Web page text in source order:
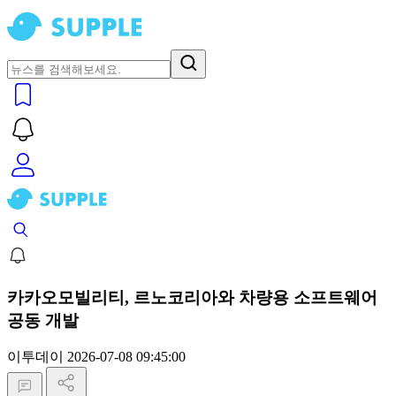
카카오모빌리티, 르노코리아와 차량용 소프트웨어
공동 개발
이투데이 2026-07-08 09:45:00